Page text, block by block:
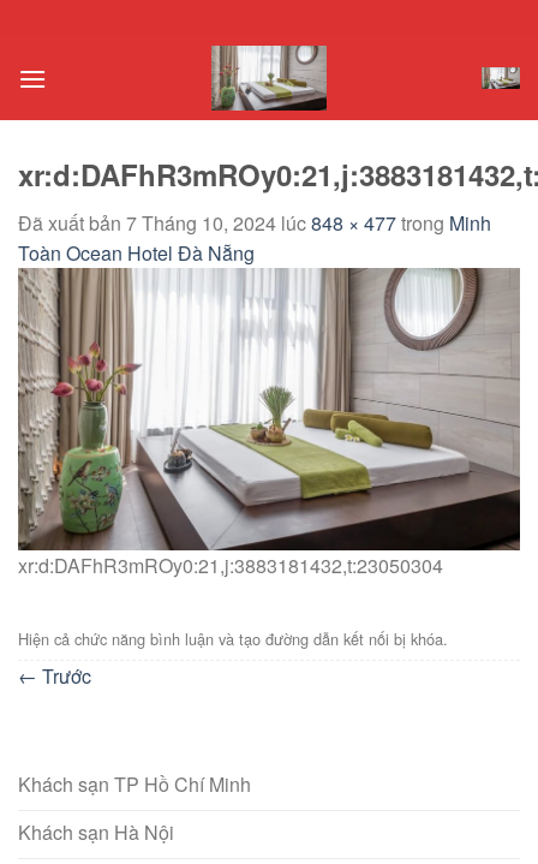
nội
Đã xuất bản 7 Tháng 10, 2024 lúc848 × 477trong Minh
Toàn Ocean Hotel Đà Nẵng
xr:d:DAFhR3mROy0:21,j:3883181432,t:23050304
Hiện cả chức năng bình luận và tạo đường dẫn kết nối bị khóa.
← Trước
Khách sạn TP Hồ Chí Minh
Khách sạn Hà Nội